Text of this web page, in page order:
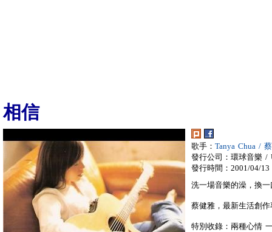
相信
歌手： Tanya Chua /
發行公司：環球音樂 /
發行時間：2001/04/13
洗一場音樂的澡，換
蔡健雅，最新生活創
特別收錄：兩種心情